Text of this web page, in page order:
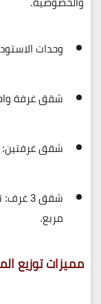
وحدات
شقق غرفة
شقق غرفتين:
شقق 3 غرف:
مربع.
مميزات توزيع